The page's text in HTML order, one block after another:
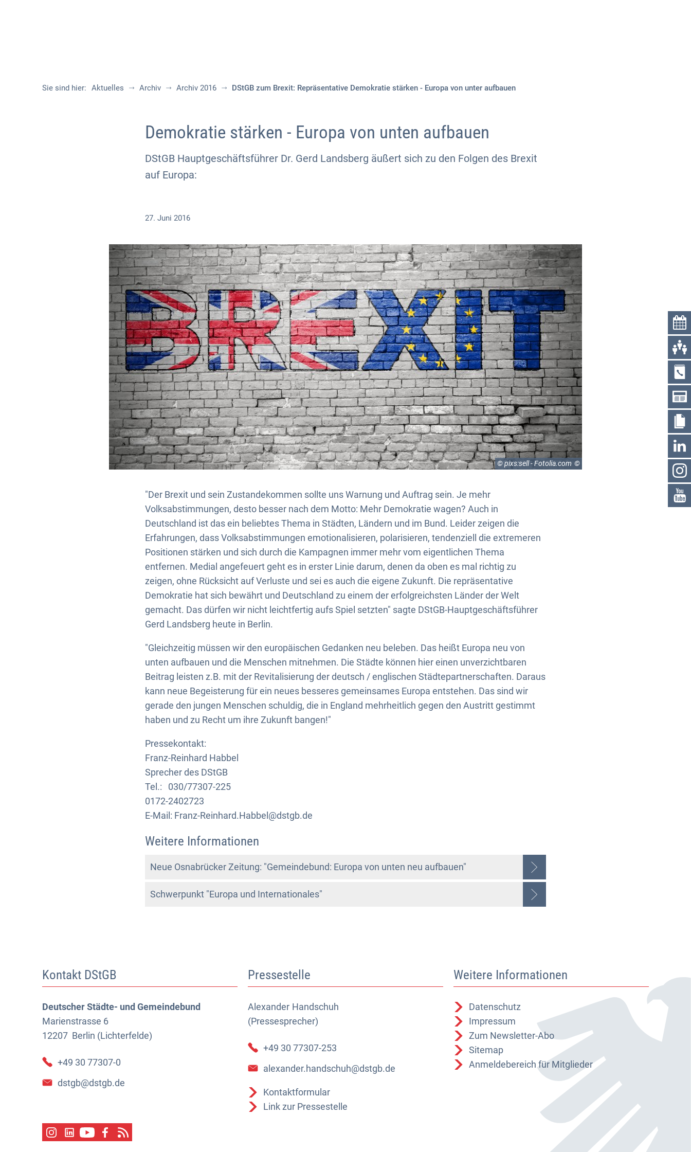
Sie sind hier: Aktuelles Archiv Archiv 2016 DStGB zum Brexit: Repräsentative Demokratie stärken - Europa von unter aufbauen
Demokratie stärken - Europa von unten aufbauen
DStGB Hauptgeschäftsführer Dr. Gerd Landsberg äußert sich zu den Folgen des Brexit
auf Europa:
27. Juni 2016
© pixs:sell - Fotolia.com
"Der Brexit und sein Zustandekommen sollte uns Warnung und Auftrag sein. Je mehr
Volksabstimmungen, desto besser nach dem Motto: Mehr Demokratie wagen? Auch in
Deutschland ist das ein beliebtes Thema in Städten, Ländern und im Bund. Leider zeigen die
Erfahrungen, dass Volksabstimmungen emotionalisieren, polarisieren, tendenziell die extremeren
Positionen stärken und sich durch die Kampagnen immer mehr vom eigentlichen Thema
entfernen. Medial angefeuert geht es in erster Linie darum, denen da oben es mal richtig zu
zeigen, ohne Rücksicht auf Verluste und sei es auch die eigene Zukunft. Die repräsentative
Demokratie hat sich bewährt und Deutschland zu einem der erfolgreichsten Länder der Welt
gemacht. Das dürfen wir nicht leichtfertig aufs Spiel setzten" sagte DStGB-Hauptgeschäftsführer
Gerd Landsberg heute in Berlin.
"Gleichzeitig müssen wir den europäischen Gedanken neu beleben. Das heißt Europa neu von
unten aufbauen und die Menschen mitnehmen. Die Städte können hier einen unverzichtbaren
Beitrag leisten z.B. mit der Revitalisierung der deutsch / englischen Städtepartnerschaften. Daraus
kann neue Begeisterung für ein neues besseres gemeinsames Europa entstehen. Das sind wir
gerade den jungen Menschen schuldig, die in England mehrheitlich gegen den Austritt gestimmt
haben und zu Recht um ihre Zukunft bangen!"
Pressekontakt:
Franz-Reinhard Habbel
Sprecher des DStGB
Tel.: 030/77307-225
0172-2402723
E-Mail: Franz-Reinhard.Habbel@dstgb.de
Weitere Informationen
Neue Osnabrücker Zeitung: "Gemeindebund: Europa von unten neu aufbauen"
Schwerpunkt "Europa und Internationales"
Kontakt DStGB
Deutscher Städte- und Gemeindebund
Marienstrasse 6
12207 Berlin (Lichterfelde)
+49 30 77307-0
dstgb@dstgb.de
Pressestelle
Alexander Handschuh
(Pressesprecher)
Alexander Handschuh (Pressesprecher)
+49 30 77307-253
alexander.handschuh@dstgb.de
Kontaktformular
Link zur Pressestelle
Weitere Informationen
Datenschutz
Impressum
Zum Newsletter-Abo
Sitemap
Anmeldebereich für Mitglieder